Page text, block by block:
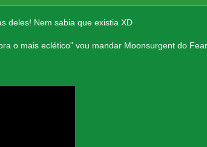
deles! Nem sabia que existia XD
o mais eclético" vou mandar Moonsurgent do